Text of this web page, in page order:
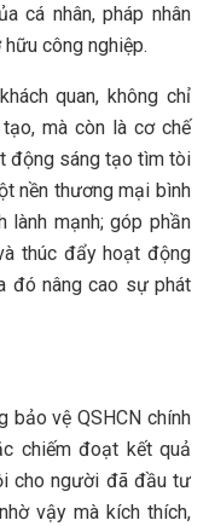
cá nhân, pháp nhân
công nghiệp.
quan, không chỉ
mà còn là cơ chế
động sáng tạo tìm tòi
nền thương mại bình
lành mạnh; góp phần
thúc đẩy hoạt động
đó nâng cao sự phát
vệ QSHCN chính
chiếm đoạt kết quả
cho người đã đầu tư
vậy mà kích thích,